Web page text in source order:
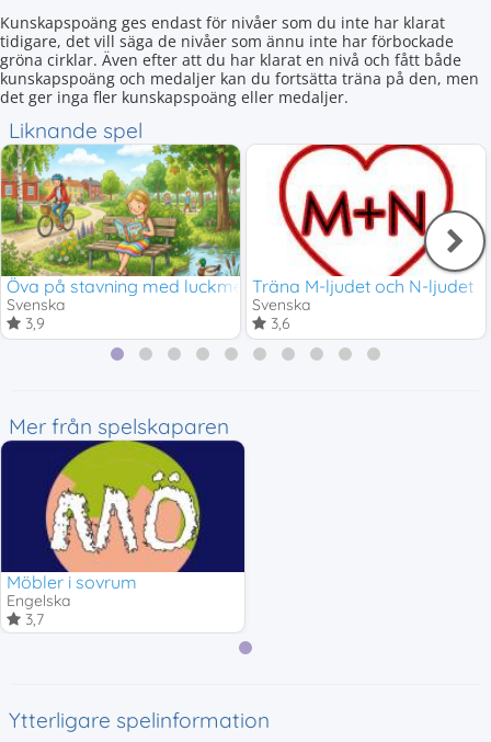
Kunskapspoäng ges endast för nivåer som du inte har klarat
tidigare, det vill säga de nivåer som ännu inte har förbockade
gröna cirklar. Även efter att du har klarat en nivå och fått både
kunskapspoäng och medaljer kan du fortsätta träna på den, men
det ger inga fler kunskapspoäng eller medaljer.
Liknande spel
Öva på stavning med luckmeningar
Svenska
3,9
Träna M-ljudet och N-ljudet
Svenska
3,6
Mer från spelskaparen
Möbler i sovrum
Engelska
3,7
Ytterligare spelinformation